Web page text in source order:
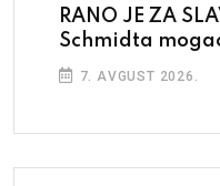
RANO JE ZA
Schmidta
7. AVGUST 2026.